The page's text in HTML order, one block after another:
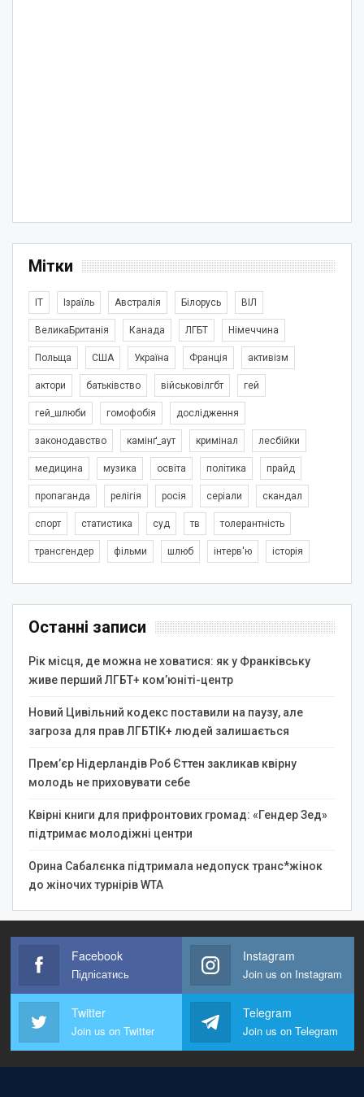
Мітки
IT Ізраїль Австралія Білорусь ВІЛ
ВеликаБританія Канада ЛГБТ Німеччина
Польща США Україна Франція активізм
актори батьківство військовілгбт гей
гей_шлюби гомофобія дослідження
законодавство камінґ_аут кримінал лесбійки
медицина музика освіта політика прайд
пропаганда релігія росія серіали скандал
спорт статистика суд тв толерантність
трансгендер фільми шлюб інтерв'ю історія
Останні записи
Рік місця, де можна не ховатися: як у Франківську
живе перший ЛГБТ+ ком’юніті-центр
Новий Цивільний кодекс поставили на паузу, але
загроза для прав ЛГБТІК+ людей залишається
Прем’єр Нідерландів Роб Єттен закликав квірну
молодь не приховувати себе
Квірні книги для прифронтових громад: «Гендер Зед»
підтримає молодіжні центри
Орина Сабалєнка підтримала недопуск транс*жінок
до жіночих турнірів WTA
Facebook
Підпісатись
Instagram
Join us on Instagram
Twitter
Join us on Twitter
Telegram
Join us on Telegram